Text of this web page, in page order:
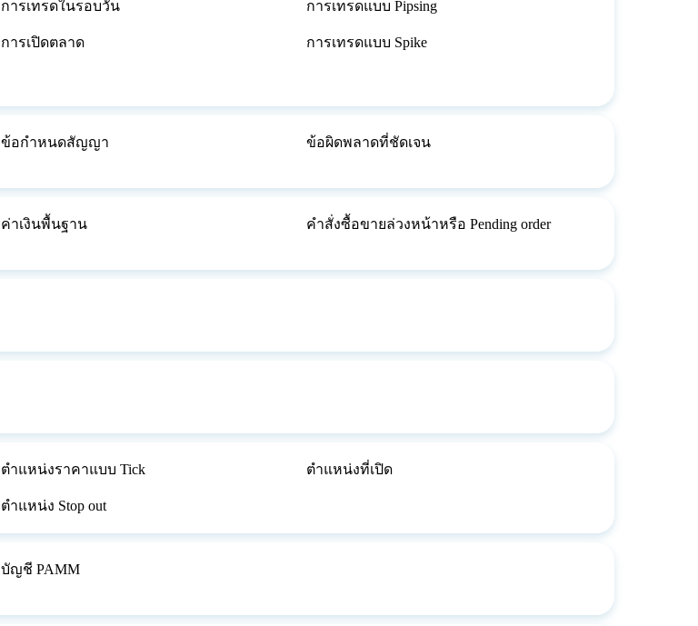
การเทรดในรอบวัน การเทรดแบบ Pipsing
การเปิดตลาด การเทรดแบบ Spike
ข้อกำหนดสัญญา ข้อผิดพลาดที่ชัดเจน
ค่าเงินพื้นฐาน คำสั่งซื้อขายล่วงหน้าหรือ Pending order
ตำแหน่งราคาแบบ Tick ตำแหน่งที่เปิด
ตำแหน่ง Stop out
บัญชี PAMM